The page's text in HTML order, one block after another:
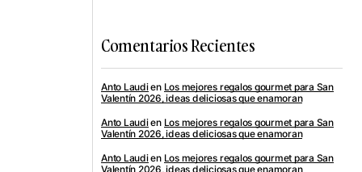
Comentarios Recientes
Anto Laudien Los mejores regalos gourmet para San
Valentín 2026, ideas deliciosas que enamoran
Anto Laudien Los mejores regalos gourmet para San
Valentín 2026, ideas deliciosas que enamoran
Anto Laudien Los mejores regalos gourmet para San
Valentín 2026, ideas deliciosas que enamoran